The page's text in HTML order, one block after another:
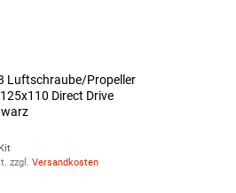
Luftschraube/Propeller
Direct Drive
zzgl.Versandkosten